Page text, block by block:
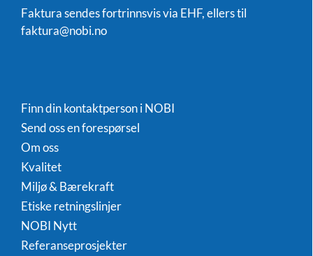
Faktura sendes fortrinnsvis via EHF, ellers til
faktura@nobi.no
Finn din kontaktperson i NOBI
Send oss en forespørsel
Om oss
Kvalitet
Miljø & Bærekraft
Etiske retningslinjer
NOBI Nytt
Referanseprosjekter